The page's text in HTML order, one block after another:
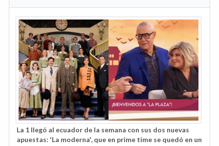
La 1 llegó al ecuador de la semana con sus dos nuevas
apuestas: 'La moderna', que en prime time se quedó en un